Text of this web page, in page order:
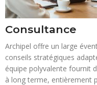
Consultance
Archipel offre un large
conseils stratégiques
équipe polyvalente fournit
à long terme, entièrement